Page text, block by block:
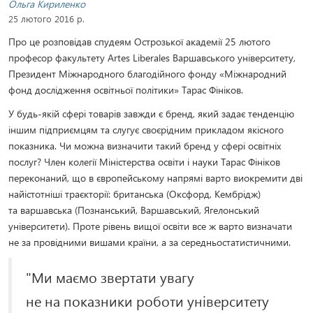
Ольга Кириленко
25 лютого 2016 р.
Про це розповідав спудеям Острозької академії 25 лютого
професор факультету Artes Liberales Варшавського університету,
Президент Міжнародного благодійного фонду «Міжнародний
фонд дослідження освітньої політики» Тарас Фініков.
У будь-якій сфері товарів завжди є бренд, який задає тенденцію
іншим підприємцям та слугує своєрідним прикладом якісного
показника. Чи можна визначити такий бренд у сфері освітніх
послуг? Член колегії Міністерства освіти і науки Тарас Фініков
переконаний, що в європейському напрямі варто виокремити дві
найістотніші траєкторії: британська (Оксфорд, Кембрідж)
та варшавська (Познанський, Варшавський, Ягелонський
університети). Проте рівень вищої освіти все ж варто визначати
не за провідними вишами країни, а за середньостатистичними.
"Ми маємо звертати увагу
не на показники роботи університету